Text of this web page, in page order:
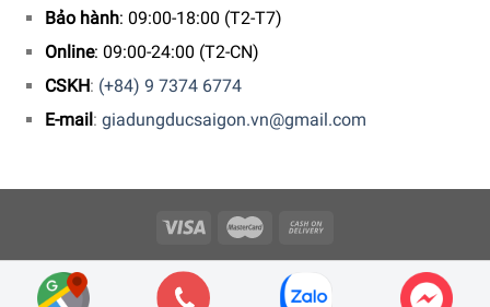
Máy xay cầm tay Bosch MS6CB6157 cóthiết kế tháo rời
chất liệu cao cấp,chống bám bẩn
khi chế biến thực phẩm và giúp
nhanh chóngsau mỗi lần sử dụng, giúp vệ sinh nhanh
chóng sau mỗi lần sử dụng. Bên cạnh đó, người dùng có
Bảo hành: 09:00-18:00 (T2-T7)
Online: 09:00-24:00 (T2-CN)
CSKH: (+84) 9 7374 6774
E-mail : giadungducsaigon.vn@gmail.com
Copyright 2026 © Công ty Cổ phần Minh Housewares - ĐKKD số